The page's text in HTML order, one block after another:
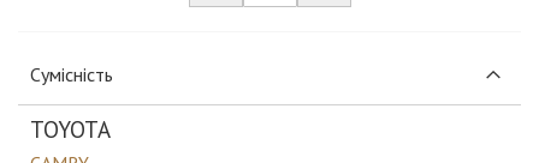
Сумісність
TOYOTA